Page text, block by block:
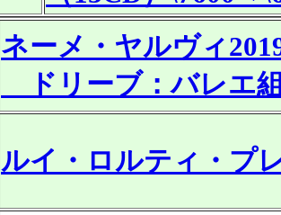
ネーメ・ヤルヴィ
ドリーブ：バレエ
ルイ・ロルティ・プ